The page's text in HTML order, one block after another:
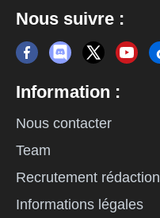
Nous suivre :
Information :
Nous contacter
Team
Recrutement rédaction
Informations légales